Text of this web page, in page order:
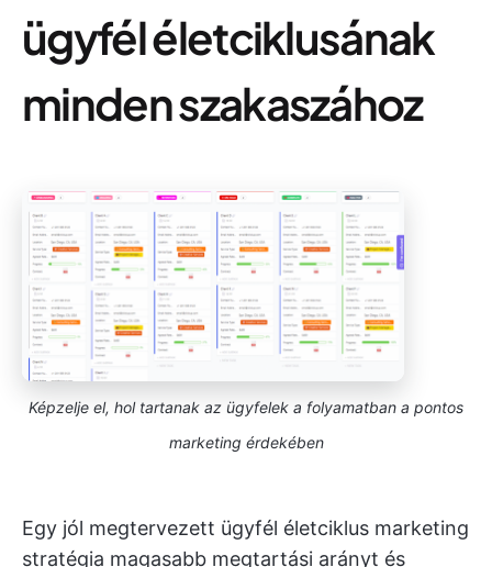
ügyfél életciklusának
minden szakaszához
Képzelje el, hol tartanak az ügyfelek a folyamatban a pontos
marketing érdekében
Egy jól megtervezett ügyfél életciklus marketing
stratégia magasabb megtartási arányt és